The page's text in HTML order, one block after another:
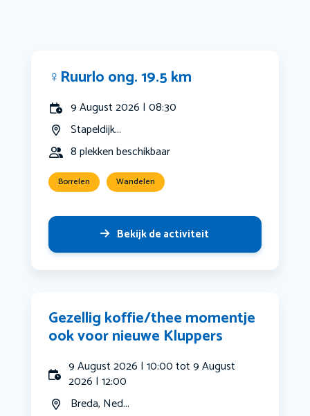
‍♀️Ruurlo ong. 19.5 km
9 August 2026 | 08:30
Stapeldijk...
8 plekken beschikbaar
Borrelen Wandelen
Bekijk de activiteit
Gezellig koffie/thee momentje
ook voor nieuwe Kluppers
9 August 2026 | 10:00 tot 9 August
2026 | 12:00
Breda, Ned...